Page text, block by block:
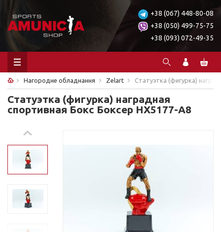
+38 (067) 448-80-08
+38 (050) 499-75-75
+38 (093) 072-49-35
Нагородне обладнання Zelart Статуэтка (фигурка)
Статуэтка (фигурка) наградная
спортивная Бокс Боксер HX5177-A8